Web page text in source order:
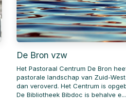
De Bron vzw
Het Pastoraal Centrum De Bron
pastorale landschap van Zuid-
dan veroverd. Het Centrum is
De Bibliotheek Bibdoc is behalve e...